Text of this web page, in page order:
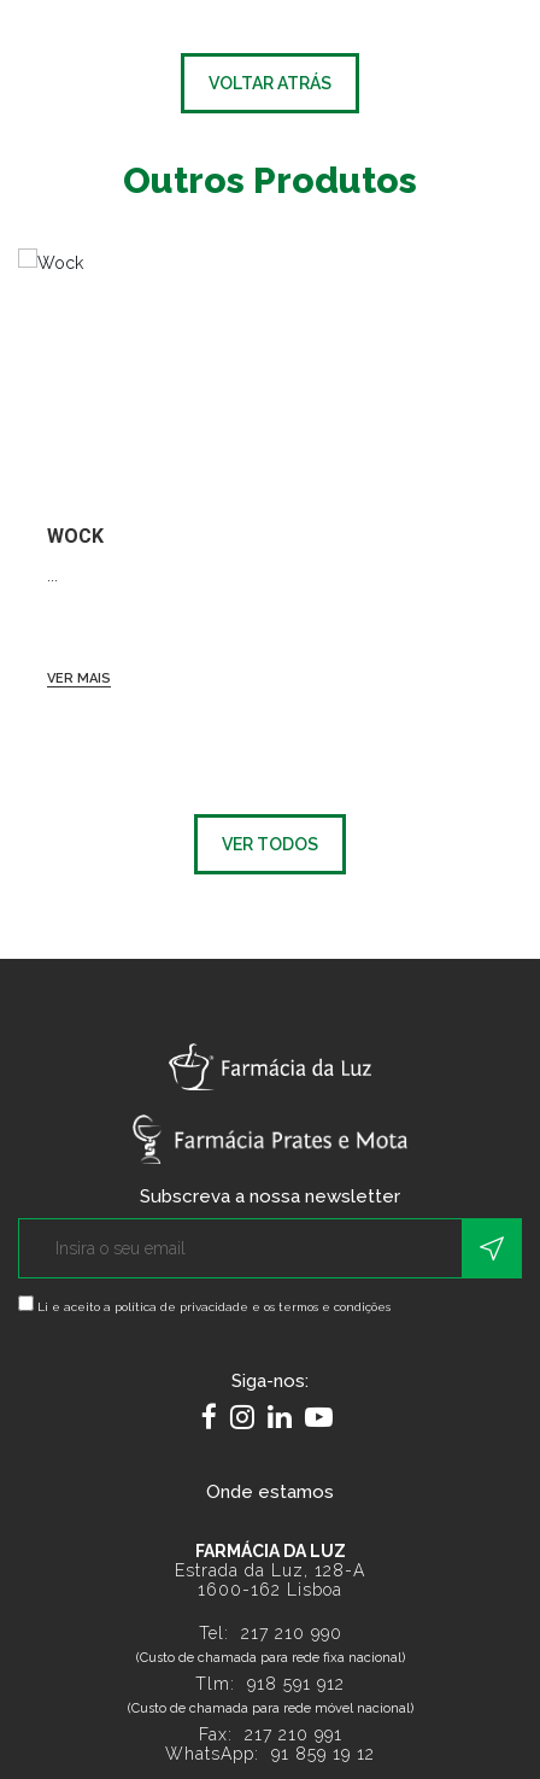
VOLTAR ATRÁS
Outros Produtos
WOCK
...
VER MAIS
VER TODOS
Subscreva a nossa newsletter
Li e aceito a política de privacidade e os termos e condições
Siga-nos:
Onde estamos
FARMÁCIA DA LUZ
Estrada da Luz, 128-A
1600-162 Lisboa
Tel: 217 210 990
(Custo de chamada para rede fixa nacional)
Tlm: 918 591 912
(Custo de chamada para rede móvel nacional)
Fax: 217 210 991
WhatsApp: 91 859 19 12